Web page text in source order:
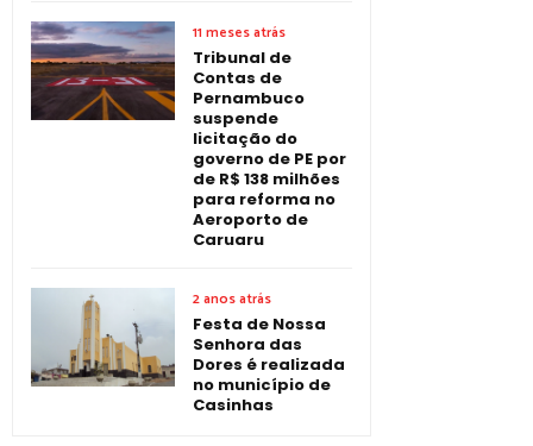
11 meses atrás
Tribunal de
Contas de
Pernambuco
suspende
licitação do
governo de PE por
de R$ 138 milhões
para reforma no
Aeroporto de
Caruaru
2 anos atrás
Festa de Nossa
Senhora das
Dores é realizada
no município de
Casinhas